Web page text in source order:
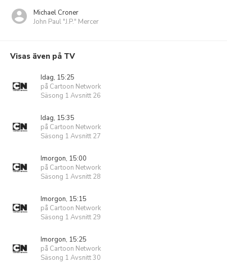
Michael Croner
John Paul "J.P." Mercer
Visas även på TV
Idag, 15:25
på Cartoon Network
Säsong 1 Avsnitt 26
Idag, 15:35
på Cartoon Network
Säsong 1 Avsnitt 27
Imorgon, 15:00
på Cartoon Network
Säsong 1 Avsnitt 28
Imorgon, 15:15
på Cartoon Network
Säsong 1 Avsnitt 29
Imorgon, 15:25
på Cartoon Network
Säsong 1 Avsnitt 30